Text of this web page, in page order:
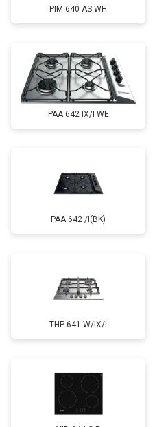
PIM 640 AS WH
PAA 642 IX/I WE
PAA 642 /I(BK)
THP 641 W/IX/I